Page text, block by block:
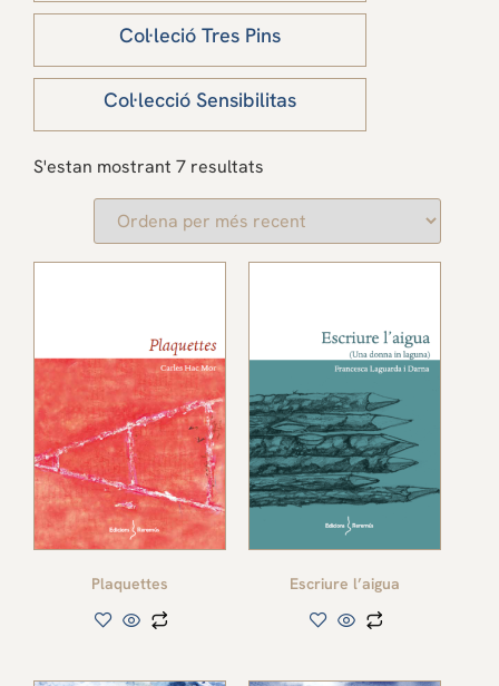
Col·leció Tres Pins
Col·lecció Sensibilitas
S'estan mostrant 7 resultats
Plaquettes Escriure l’aigua